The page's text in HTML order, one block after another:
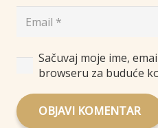
Sačuvaj moje ime,
browseru za buduće
OBJAVI KOMENTAR